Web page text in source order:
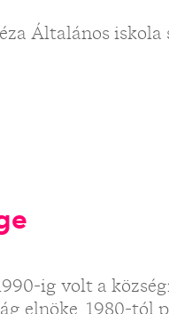
Általános iskola
ig volt a
elnöke, 1980-tól